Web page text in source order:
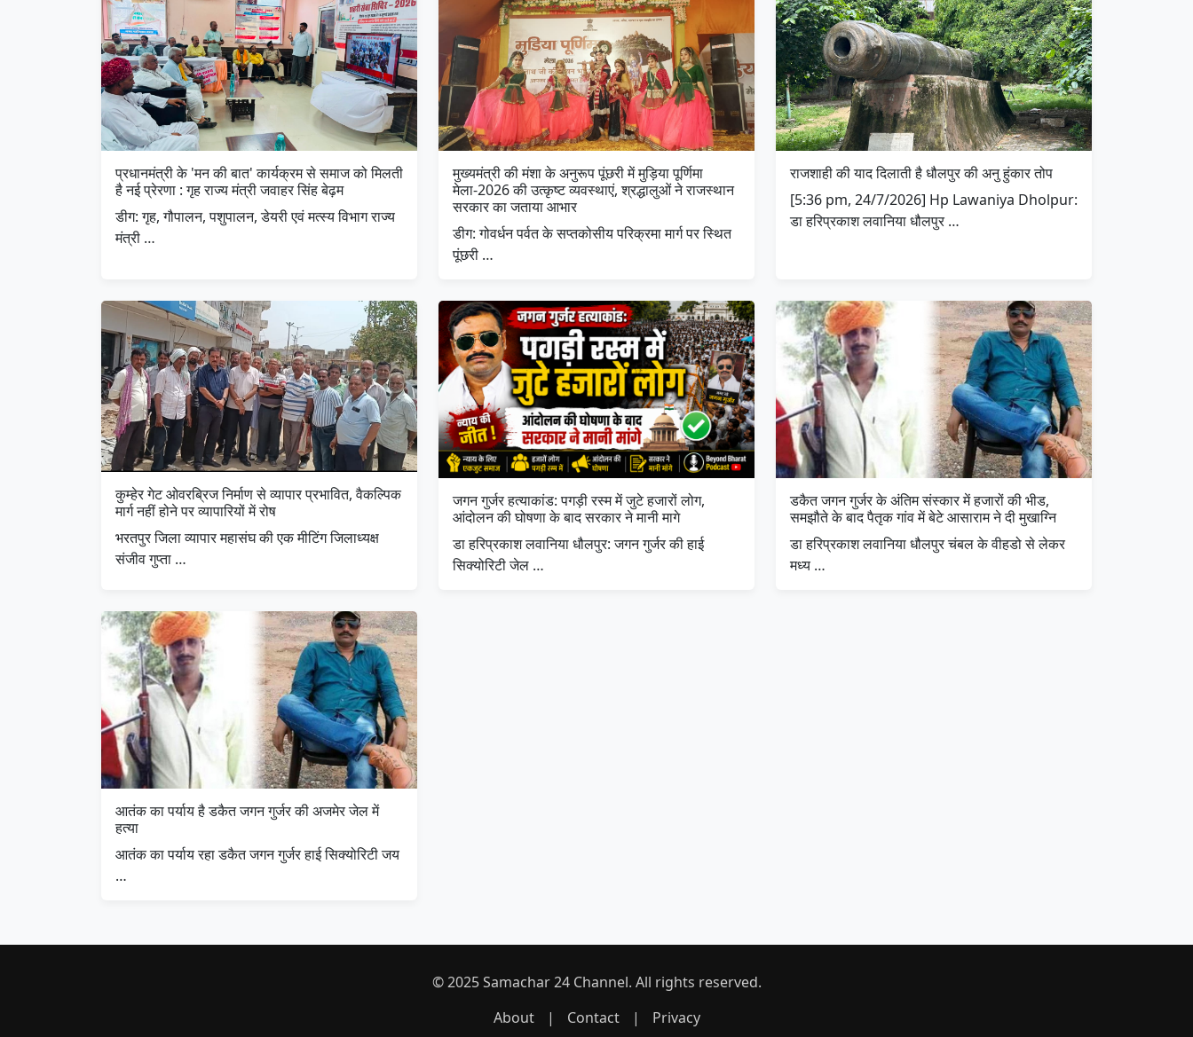
प्रधानमंत्री के 'मन की बात' कार्यक्रम से समाज को मिलती
है नई प्रेरणा : गृह राज्य मंत्री जवाहर सिंह बेढ़म
डीग: गृह, गौपालन, पशुपालन, डेयरी एवं मत्स्य विभाग राज्य
मंत्री …
मुख्यमंत्री की मंशा के अनुरूप पूंछरी में मुड़िया पूर्णिमा
मेला-2026 की उत्कृष्ट व्यवस्थाएं, श्रद्धालुओं ने राजस्थान
सरकार का जताया आभार
डीग: गोवर्धन पर्वत के सप्तकोसीय परिक्रमा मार्ग पर स्थित
पूंछरी …
राजशाही की याद दिलाती है धौलपुर की अनु हुंकार तोप
[5:36 pm, 24/7/2026] Hp Lawaniya Dholpur:
डा हरिप्रकाश लवानिया धौलपुर …
कुम्हेर गेट ओवरब्रिज निर्माण से व्यापार प्रभावित, वैकल्पिक
मार्ग नहीं होने पर व्यापारियों में रोष
भरतपुर जिला व्यापार महासंघ की एक मीटिंग जिलाध्यक्ष
संजीव गुप्ता …
जगन गुर्जर हत्याकांड: पगड़ी रस्म में जुटे हजारों लोग,
आंदोलन की घोषणा के बाद सरकार ने मानी मागे
डा हरिप्रकाश लवानिया धौलपुर: जगन गुर्जर की हाई
सिक्योरिटी जेल …
डकैत जगन गुर्जर के अंतिम संस्कार में हजारों की भीड,
समझौते के बाद पैतृक गांव में बेटे आसाराम ने दी मुखाग्नि
डा हरिप्रकाश लवानिया धौलपुर चंबल के वीहडो से लेकर
मध्य …
आतंक का पर्याय है डकैत जगन गुर्जर की अजमेर जेल में
हत्या
आतंक का पर्याय रहा डकैत जगन गुर्जर हाई सिक्योरिटी जय
…
© 2025 Samachar 24 Channel. All rights reserved.
About
| Contact | Privacy